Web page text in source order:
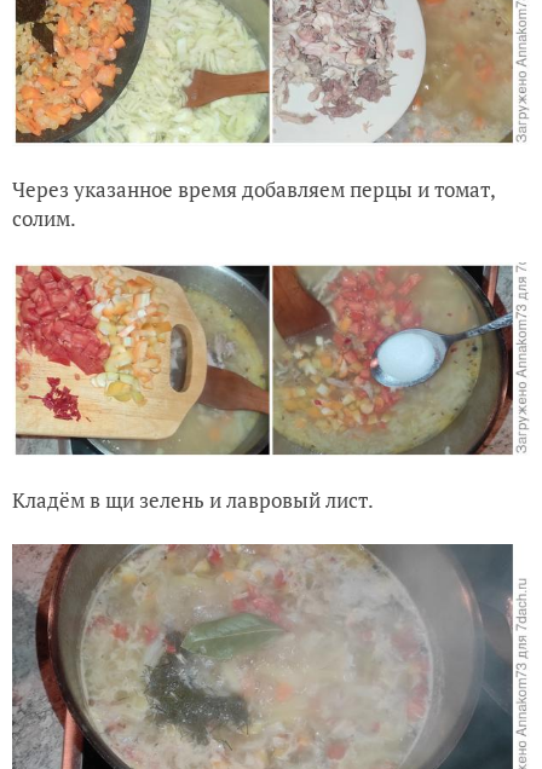
Через указанное время добавляем перцы и томат,
солим.
Кладём в щи зелень и лавровый лист.